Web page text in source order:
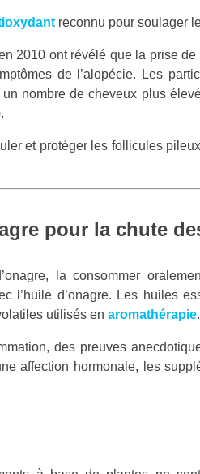
reconnu pour soulager
2010 ont révélé que la prise
de l’alopécie. Les
nombre de cheveux plus
et protéger les follicules
pour la chute
la consommer
l’huile d’onagre. Les huiles
utilisés en aromathérapie.
des preuves
affection hormonale, les